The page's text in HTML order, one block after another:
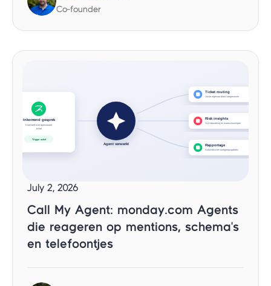
Co-founder
July 2, 2026
Call My Agent: monday.com Agents
die reageren op mentions, schema's
en telefoontjes